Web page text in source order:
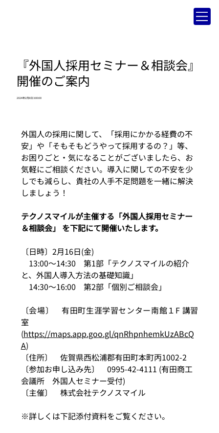
『外国人採用セミナー＆相談会』
開催のご案内
2024年2月8日 3:00:00
外国人の採用に関して、「採用にかかる経費の不
安」や「そもそもどうやって採用するの？」等、
お困りごと・気になることがございましたら、お
気軽にご相談ください。導入に関しての不安を少
しでも減らし、貴社の人手不足問題を一緒に解決
しましょう！
テクノスマイルが主催する「外国人採用セミナー
＆相談会」 を下記にて開催いたします。
〔日時〕2月16日(金)
13:00～14:30　第1部「テクノスマイルの紹介
と、外国人導入方法の基礎知識」
14:30～16:00　第2部「個別ご相談会」
〔会場〕　有田町生涯学習センター南館１F 講習
室
(https://maps.app.goo.gl/qnRhpnhemkUzABcQ
A)
〔住所〕　佐賀県西松浦郡有田町本町丙1002-2
〔参加お申し込み先〕　0995-42-4111 (有田商工
会議所　外国人セミナー受付)
〔主催〕　株式会社テクノスマイル
※詳しくは下記添付資料をご覧ください。